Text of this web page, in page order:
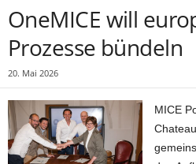
OneMICE will
Prozesse bündeln
20. Mai 2026
MICE